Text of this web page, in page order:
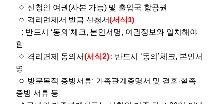
ㅇ 신청인 여권(사본 가능) 및 출입국 항공권
ㅇ 격리면제서 발급 신청서(서식1)
: 반드시 ‘동의’체크, 본인서명, 여권정보와 일치해야
함
ㅇ 격리면제 동의서(서식2) : 반드시 ‘동의’체크, 본인서
명
ㅇ 방문목적 증빙서류: 가족관계증명서 및 결혼·혈족
증빙 서류 등